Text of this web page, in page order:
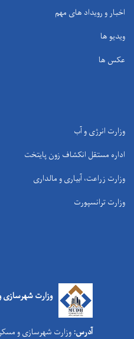
اخبار و رویداد های مهم
ویدیو ها
عکس ها
وزارت انرژی و آب
اداره مستقل انکشاف زون پایتخت
وزارت زراعت، آبیاری و مالداری
وزارت ترانسپورت
وزارت
آدرس: وزارت شهرسازی و